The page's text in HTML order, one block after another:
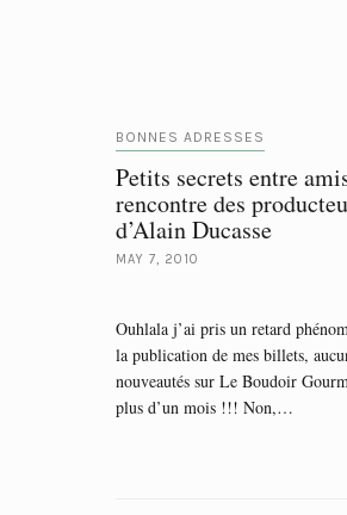
BONNES ADRESSES
Petits secrets entre
rencontre des
d’Alain Ducasse
MAY 7, 2010
Ouhlala j’ai pris un retard
la publication de mes billets,
nouveautés sur Le Boudoir
plus d’un mois !!! Non,…